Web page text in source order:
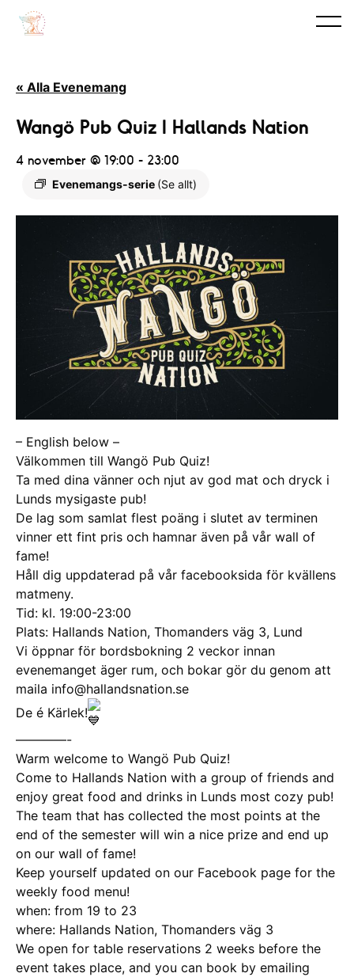
« Alla Evenemang
Wangö Pub Quiz I Hallands Nation
4 november @ 19:00 - 23:00
Evenemangs-serie (Se allt)
– English below –
Välkommen till Wangö Pub Quiz!
Ta med dina vänner och njut av god mat och dryck i
Lunds mysigaste pub!
De lag som samlat flest poäng i slutet av terminen
vinner ett fint pris och hamnar även på vår wall of
fame!
Håll dig uppdaterad på vår facebooksida för kvällens
matmeny.
Tid: kl. 19:00-23:00
Plats: Hallands Nation, Thomanders väg 3, Lund
Vi öppnar för bordsbokning 2 veckor innan
evenemanget äger rum, och bokar gör du genom att
maila info@hallandsnation.se
De é Kärlek!
————-
Warm welcome to Wangö Pub Quiz!
Come to Hallands Nation with a group of friends and
enjoy great food and drinks in Lunds most cozy pub!
The team that has collected the most points at the
end of the semester will win a nice prize and end up
on our wall of fame!
Keep yourself updated on our Facebook page for the
weekly food menu!
when: from 19 to 23
where: Hallands Nation, Thomanders väg 3
We open for table reservations 2 weeks before the
event takes place, and you can book by emailing